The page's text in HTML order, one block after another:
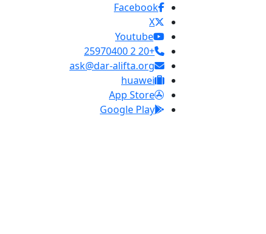
Facebook
X
Youtube
+20 2 25970400
ask@dar-alifta.org
huawei
App Store
Google Play